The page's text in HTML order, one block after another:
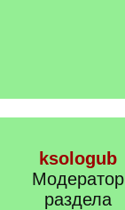
ksologub
Модератор
раздела